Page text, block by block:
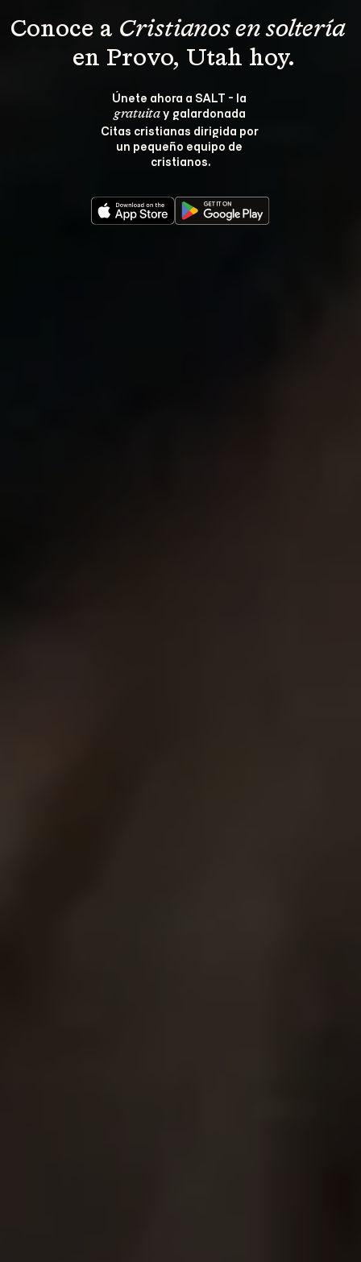
Conoce a Cristianos en soltería
en Provo, Utah hoy.
Únete ahora a SALT - la
gratuita y galardonada
Citas cristianas dirigida por
un pequeño equipo de
cristianos.